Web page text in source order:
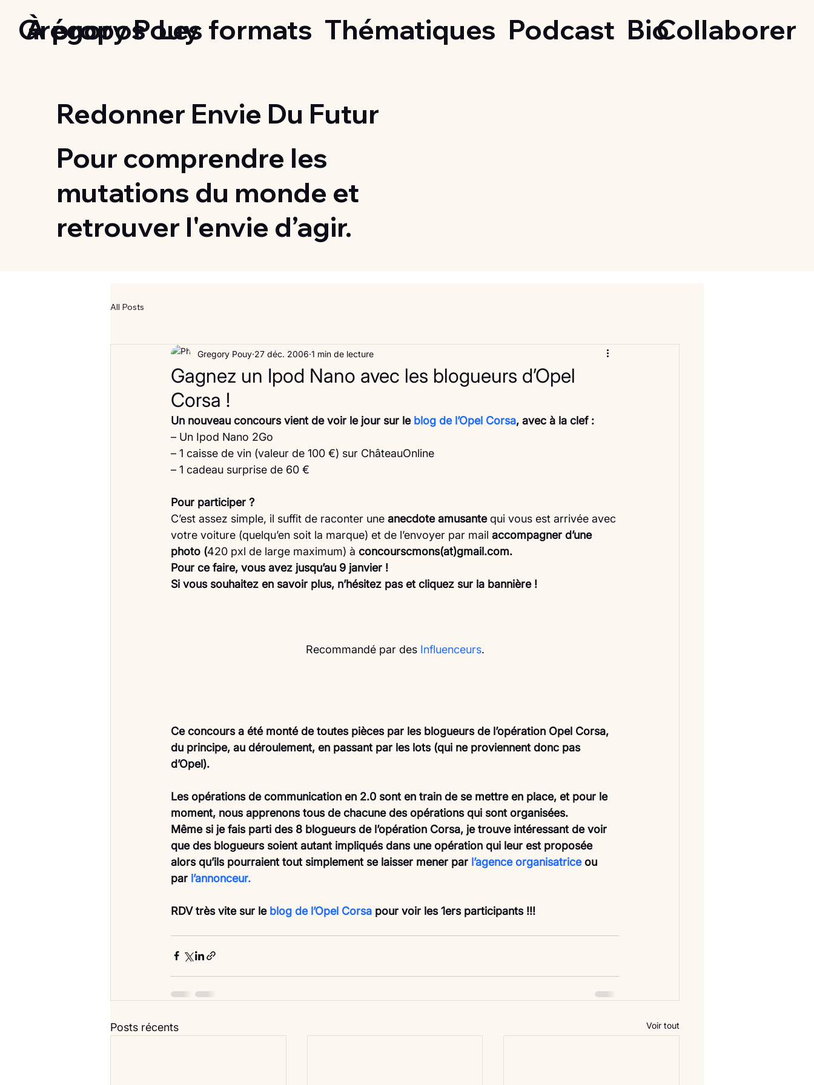
Grégory Pouy
À propos Les formats Thématiques Podcast BioCollaborer
Redonner Envie Du Futur
Pour comprendre les
mutations du monde et
retrouver l'envie d’agir.
All Posts
Gagnez un Ipod Nano avec les blogueurs d’Opel
Corsa !
Gregory Pouy 27 déc. 2006 1 min de lecture
Un nouveau concours vient de voir le jour sur le blog de l’Opel Corsa, avec à la clef :
– Un Ipod Nano 2Go
– 1 caisse de vin (valeur de 100 €) sur ChâteauOnline
– 1 cadeau surprise de 60 €
Pour participer ?
C’est assez simple, il suffit de raconter une anecdote amusante qui vous est arrivée avec
votre voiture (quelqu’en soit la marque) et de l’envoyer par mail accompagner d’une
photo (420 pxl de large maximum) à concourscmons(at)gmail.com.
Pour ce faire, vous avez jusqu’au 9 janvier !
Si vous souhaitez en savoir plus, n’hésitez pas et cliquez sur la bannière !
Recommandé par des Influenceurs.
Ce concours a été monté de toutes pièces par les blogueurs de l’opération Opel Corsa,
du principe, au déroulement, en passant par les lots (qui ne proviennent donc pas
d’Opel).
Les opérations de communication en 2.0 sont en train de se mettre en place, et pour le
moment, nous apprenons tous de chacune des opérations qui sont organisées.
Même si je fais parti des 8 blogueurs de l’opération Corsa, je trouve intéressant de voir
que des blogueurs soient autant impliqués dans une opération qui leur est proposée
alors qu’ils pourraient tout simplement se laisser mener par l’agence organisatrice ou
par l’annonceur.
RDV très vite sur le blog de l’Opel Corsa pour voir les 1ers participants !!!
Posts récents Voir tout